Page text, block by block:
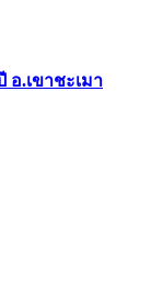
อ.เขาชะเมา